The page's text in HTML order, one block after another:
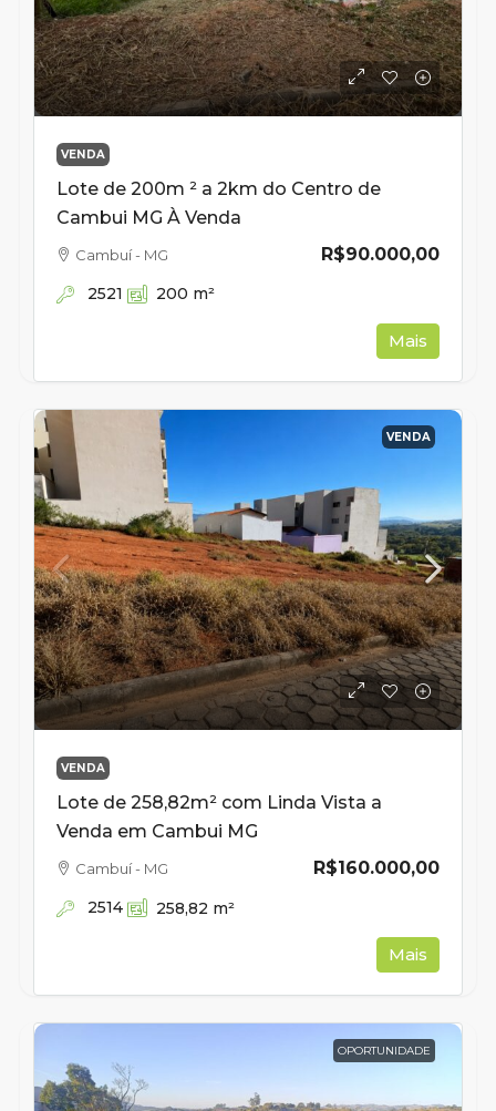
VENDA
Lote de 200m ² a 2km do Centro de
Cambui MG À Venda
R$90.000,00
Cambuí - MG
2521 200 m²
Mais
VENDA
VENDA
Lote de 258,82m² com Linda Vista a
Venda em Cambui MG
R$160.000,00
Cambuí - MG
2514 258,82 m²
Mais
OPORTUNIDADE